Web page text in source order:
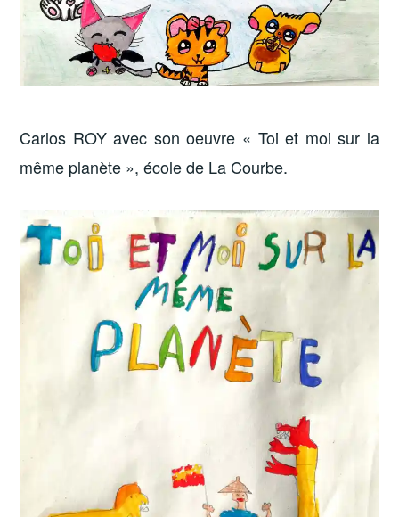
Carlos ROY avec son oeuvre « Toi et moi sur la
même planète », école de La Courbe.